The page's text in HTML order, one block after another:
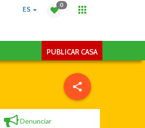
0
ES
PUBLICAR CASA
Denunciar